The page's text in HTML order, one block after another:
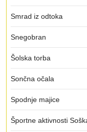
Smrad iz odtoka
Snegobran
Šolska torba
Sončna očala
Spodnje majice
Športne aktivnosti